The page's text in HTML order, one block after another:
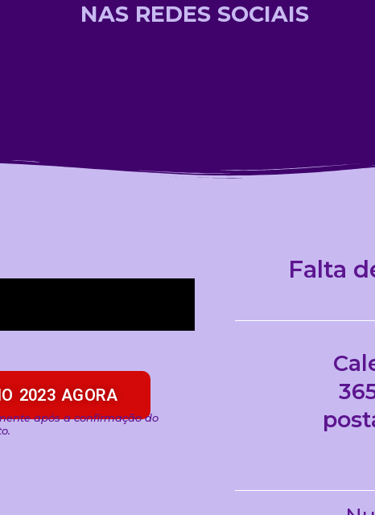
NAS REDES SOCIAIS
2023 AGORA
após a confirmação do
Falta